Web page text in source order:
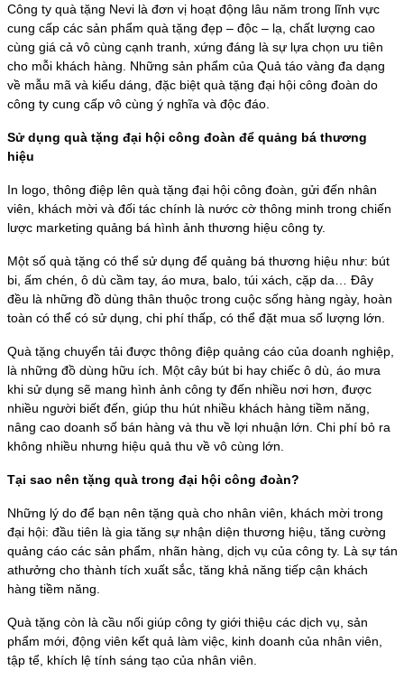
Công ty quà tặng Nevi là đơn vị hoạt động lâu năm trong lĩnh vực
cung cấp các sản phẩm quà tặng đẹp – độc – lạ, chất lượng cao
cùng giá cả vô cùng cạnh tranh, xứng đáng là sự lựa chọn ưu tiên
cho mỗi khách hàng. Những sản phẩm của Quả táo vàng đa dạng
về mẫu mã và kiểu dáng, đặc biệt quà tặng đại hội công đoàn do
công ty cung cấp vô cùng ý nghĩa và độc đáo.
Sử dụng quà tặng đại hội công đoàn để quảng bá thương
hiệu
In logo, thông điệp lên quà tặng đại hội công đoàn, gửi đến nhân
viên, khách mời và đối tác chính là nước cờ thông minh trong chiến
lược marketing quảng bá hình ảnh thương hiệu công ty.
Một số quà tặng có thể sử dụng để quảng bá thương hiệu như: bút
bi, ấm chén, ô dù cầm tay, áo mưa, balo, túi xách, cặp da… Đây
đều là những đồ dùng thân thuộc trong cuộc sống hàng ngày, hoàn
toàn có thể có sử dụng, chi phí thấp, có thể đặt mua số lượng lớn.
Quà tặng chuyển tải được thông điệp quảng cáo của doanh nghiệp,
là những đồ dùng hữu ích. Một cây bút bi hay chiếc ô dù, áo mưa
khi sử dụng sẽ mang hình ảnh công ty đến nhiều nơi hơn, được
nhiều người biết đến, giúp thu hút nhiều khách hàng tiềm năng,
nâng cao doanh số bán hàng và thu về lợi nhuận lớn. Chi phí bỏ ra
không nhiều nhưng hiệu quả thu về vô cùng lớn.
Tại sao nên tặng quà trong đại hội công đoàn?
Những lý do để bạn nên tặng quà cho nhân viên, khách mời trong
đại hội: đầu tiên là gia tăng sự nhận diện thương hiệu, tăng cường
quảng cáo các sản phẩm, nhãn hàng, dịch vụ của công ty. Là sự tán
athưởng cho thành tích xuất sắc, tăng khả năng tiếp cận khách
hàng tiềm năng.
Quà tặng còn là cầu nối giúp công ty giới thiệu các dịch vụ, sản
phẩm mới, động viên kết quả làm việc, kinh doanh của nhân viên,
tập tể, khích lệ tính sáng tạo của nhân viên.